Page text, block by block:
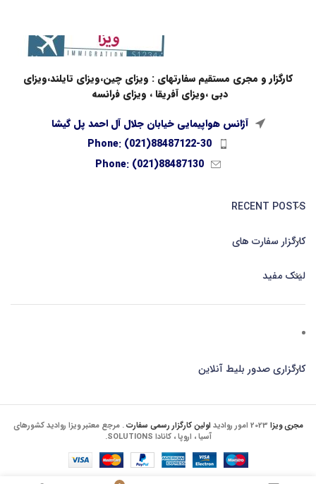
کارگزار و مجری مستقیم سفارتهای : ویزای چین،ویزای تایلند،ویزای
دبی ،ویزای آفریقا ، ویزای فرانسه
آژانس هواپیمایی خیابان جلال آل احمد پل گیشا
Phone: (021)88487122-30
Phone: (021)88487130
RECENT POSTS
کارگزار سفارت های
لینک مفید
کارگزاری صدور بلیط آنلاین
مجری ویزا 2023 امور روادید اولین کارگزار رسمی سفارت. مرجع معتبر ویزا روادید کشورهای
آسیا ، اروپا ، کانادا SOLUTIONS.